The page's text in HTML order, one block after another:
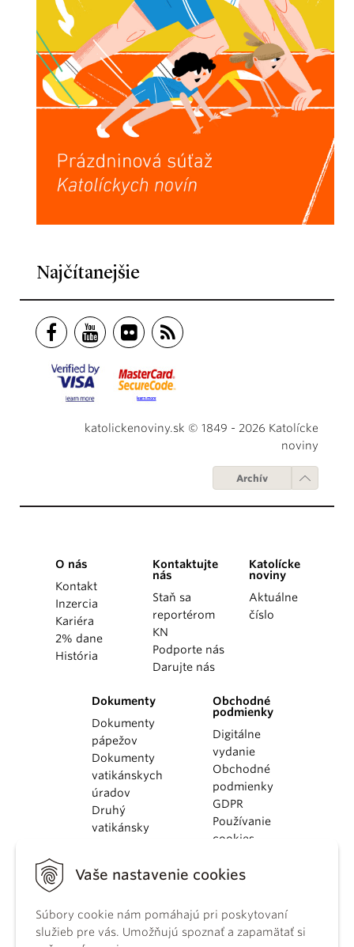
Vaše nastavenie cookies
Súbory cookie nám pomáhajú pri poskytovaní
služieb pre vás. Umožňujú spoznať a zapamätať si
Najčítanejšie
katolickenoviny.sk © 1849 - 2026 Katolícke
noviny
Archív
O nás
Kontakt
Inzercia
Kariéra
2% dane
História
Kontaktujte
nás
Staň sa
reportérom
KN
Podporte nás
Darujte nás
Katolícke
noviny
Aktuálne
číslo
Dokumenty
Dokumenty
pápežov
Dokumenty
vatikánskych
úradov
Druhý
vatikánsky
KBS
kánonického
práva
Obchodné
podmienky
Digitálne
vydanie
Obchodné
podmienky
GDPR
Používanie
cookies